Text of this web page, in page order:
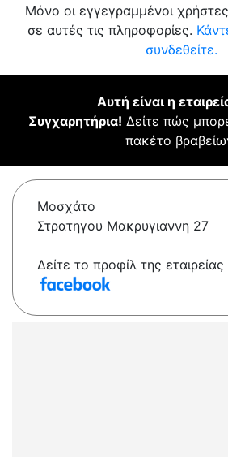
Μόνο οι εγγεγραμμένοι
σε αυτές τις πληροφορίες.
συνδεθείτε.
Αυτή είναι η
Συγχαρητήρια! Δείτε πώς
πακέτο
Μοσχάτο
Στρατηγου Μακρυγιαννη 27
Δείτε το προφίλ της